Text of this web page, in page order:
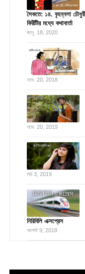
সৈকতে: ১৪. বৃহন্নলা
কিরীটীর মধ্যে কথাবার্তা
জানু. 18, 2020
নভে. 20, 2018
নভে. 20, 2019
মার্চ 3, 2019
নিরিবিলি এক্সপ্রেস
আগস্ট 9, 2018